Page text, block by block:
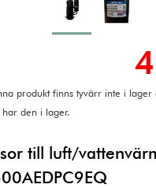
produkt finns tyvärr inte i lager
den i lager.
till luft/